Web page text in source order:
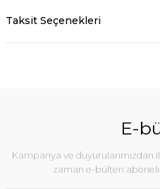
Taksit Seçenekleri
E-
Kampanya ve duyurularımızdan
zaman e-bülten